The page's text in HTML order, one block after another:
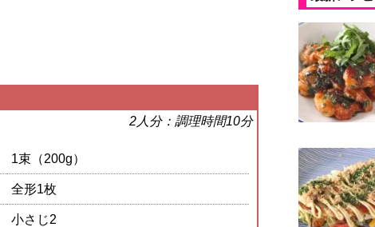
2人分：調理時間10分
1束（200g）
全形1枚
小さじ2